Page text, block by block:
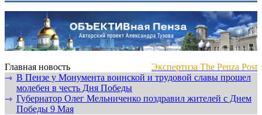
Главная новость
Экспертиза The Penza Post
⇾ В Пензе у Монумента воинской и трудовой славы прошел
молебен в честь Дня Победы
⇾ Губернатор Олег Мельниченко поздравил жителей с Днем
Победы 9 Мая